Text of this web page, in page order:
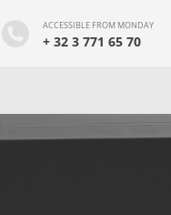
ACCESSIBLE FROM MONDAY
+ 32 3 771 65 70